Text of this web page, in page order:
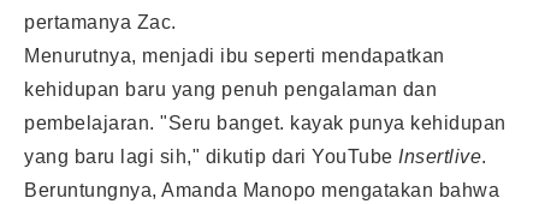
pertamanya Zac.
Menurutnya, menjadi ibu seperti mendapatkan
kehidupan baru yang penuh pengalaman dan
pembelajaran. "Seru banget. kayak punya kehidupan
yang baru lagi sih," dikutip dari YouTube Insertlive.
Beruntungnya, Amanda Manopo mengatakan bahwa